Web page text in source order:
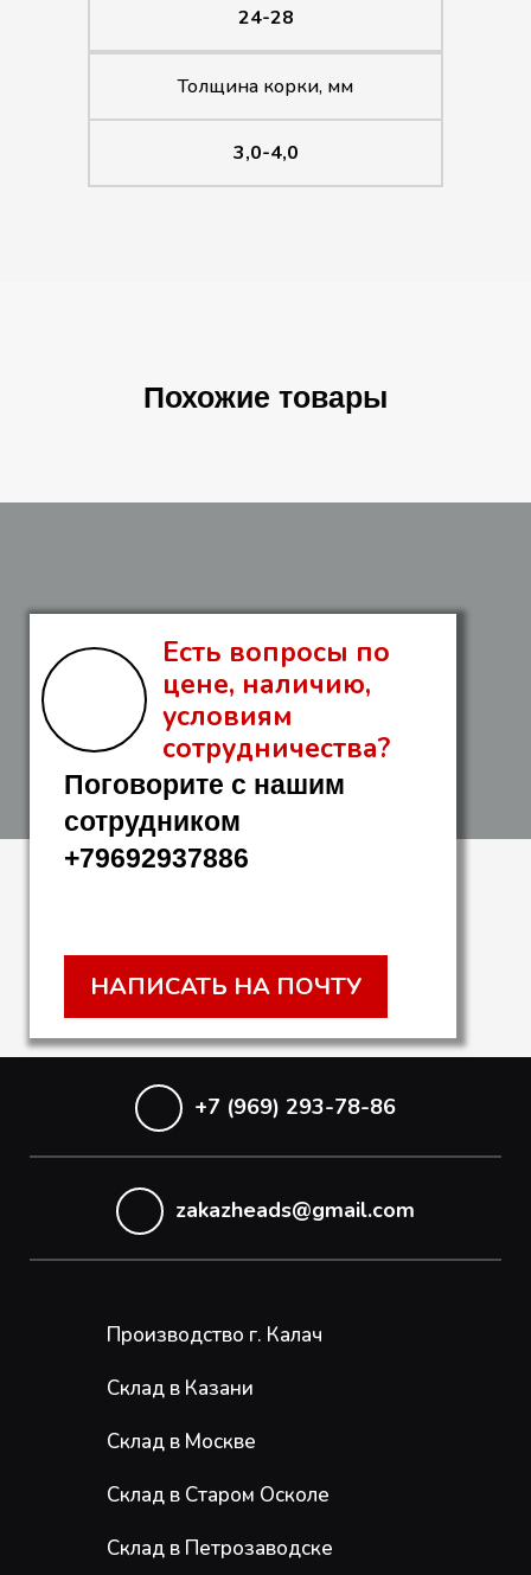
24-28
Толщина корки, мм
3,0-4,0
Похожие товары
Есть вопросы по
цене, наличию,
условиям
сотрудничества?
Поговорите с нашим
сотрудником
+79692937886
НАПИСАТЬ НА ПОЧТУ
+7 (969) 293-78-86
zakazheads@gmail.com
Производство г. Калач
Склад в Казани
Склад в Москве
Склад в Старом Осколе
Склад в Петрозаводске